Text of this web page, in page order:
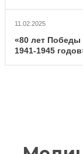
11.02.2025
«80 лет Победы
1941-1945